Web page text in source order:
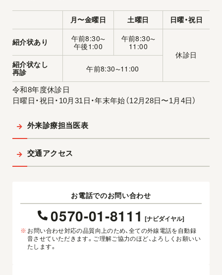
月〜金曜日 土曜日 日曜・祝日
紹介状あり 午前8:30〜
午後1:00
午前8:30〜
11:00
休診日
紹介状なし
再診
午前8:30〜11:00
令和8年度休診日
日曜日・祝日・10月31日・年末年始（12月28日〜1月4日）
外来診療担当医表
交通アクセス
お電話でのお問い合わせ
0570-01-8111 [ナビダイヤル]
※ お問い合わせ対応の品質向上のため、全ての外線電話を自動録
音させていただきます。ご理解ご協力のほど、よろしくお願いい
たします。